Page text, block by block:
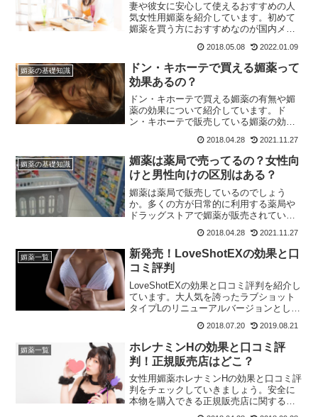
妻や彼女に安心して使えるおすすめの人
気女性用媚薬を紹介しています。初めて
媚薬を買う方におすすめなのが国内メー
ぜひ、チェックしてみてください！
2018.05.08 2022.01.09
媚薬の基礎知識
ドン・キホーテで買える媚薬って
効果あるの？
ドン・キホーテで買える媚薬の有無や媚
薬の効果について紹介しています。ド
ン・キホーテで販売している媚薬の効果
2018.04.28 2021.11.27
媚薬の基礎知識
媚薬は薬局で売ってるの？女性向
けと男性向けの区別はある？
媚薬は薬局で販売しているのでしょう
か。多くの方が日常的に利用する薬局や
ドラッグストアで媚薬が販売されている
していきましょう。2018.04.28 2021.11.27
媚薬一覧
新発売！LoveShotEXの効果と口
コミ評判
LoveShotEXの効果と口コミ評判を紹介し
ています。大人気を誇ったラブショット
タイプLのリニューアルバージョンとして
媚薬です。パワーアップ版のラブショッ
トの評価はいかに。今すぐチェック！
2018.07.20 2019.08.21
媚薬一覧
ホレナミンHの効果と口コミ評
判！正規販売店はどこ？
女性用媚薬ホレナミンHの効果と口コミ評
判をチェックしていきましょう。安全に
本物を購入できる正規販売店に関する情
報もご紹介中です！